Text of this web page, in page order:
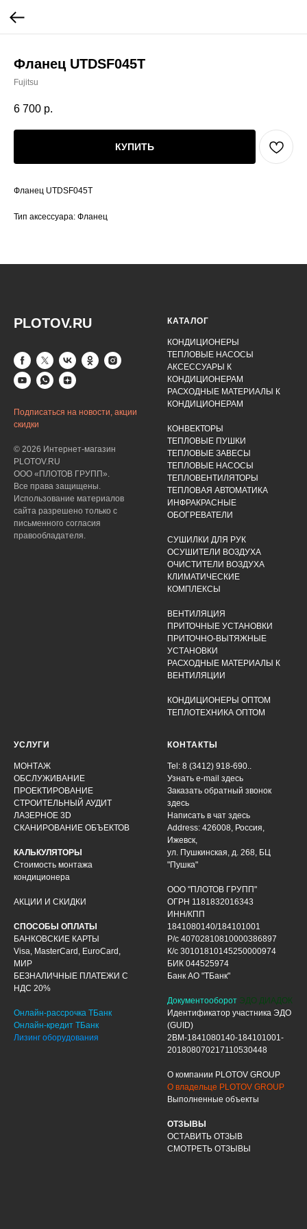
Фланец UTDSF045T
Fujitsu
6 700 р.
КУПИТЬ
Фланец UTDSF045T
Тип аксессуара: Фланец
PLOTOV.RU
Подписаться на новости, акции
скидки
© 2026 Интернет-магазин
PLOTOV.RU
ООО «ПЛОТОВ ГРУПП».
Все права защищены.
Использование материалов
сайта разрешено только с
письменного согласия
правообладателя.
КАТАЛОГ
КОНДИЦИОНЕРЫ
ТЕПЛОВЫЕ НАСОСЫ
АКСЕССУАРЫ К
КОНДИЦИОНЕРАМ
РАСХОДНЫЕ МАТЕРИАЛЫ К
КОНДИЦИОНЕРАМ
КОНВЕКТОРЫ
ТЕПЛОВЫЕ ПУШКИ
ТЕПЛОВЫЕ ЗАВЕСЫ
ТЕПЛОВЫЕ НАСОСЫ
ТЕПЛОВЕНТИЛЯТОРЫ
ТЕПЛОВАЯ АВТОМАТИКА
ИНФРАКРАСНЫЕ
ОБОГРЕВАТЕЛИ
СУШИЛКИ ДЛЯ РУК
ОСУШИТЕЛИ ВОЗДУХА
ОЧИСТИТЕЛИ ВОЗДУХА
КЛИМАТИЧЕСКИЕ
КОМПЛЕКСЫ
ВЕНТИЛЯЦИЯ
ПРИТОЧНЫЕ УСТАНОВКИ
ПРИТОЧНО-ВЫТЯЖНЫЕ
УСТАНОВКИ
РАСХОДНЫЕ МАТЕРИАЛЫ К
ВЕНТИЛЯЦИИ
КОНДИЦИОНЕРЫ ОПТОМ
ТЕПЛОТЕХНИКА ОПТОМ
УСЛУГИ
МОНТАЖ
ОБСЛУЖИВАНИЕ
ПРОЕКТИРОВАНИЕ
СТРОИТЕЛЬНЫЙ АУДИТ
ЛАЗЕРНОЕ 3D
СКАНИРОВАНИЕ ОБЪЕКТОВ
КАЛЬКУЛЯТОРЫ
Стоимость монтажа
кондиционера
АКЦИИ И СКИДКИ
СПОСОБЫ ОПЛАТЫ
БАНКОВСКИЕ КАРТЫ
Visa, MasterCard, EuroCard,
МИР
БЕЗНАЛИЧНЫЕ ПЛАТЕЖИ С
НДС 20%
Онлайн-рассрочка ТБанк
Онлайн-кредит ТБанк
Лизинг оборудования
КОНТАКТЫ
Tel: 8 (3412) 918-690..
Узнать e-mail здесь
Заказать обратный звонок
здесь
Написать в чат здесь
Address: 426008, Россия,
Ижевск,
ул. Пушкинская, д. 268, БЦ
"Пушка"
ООО "ПЛОТОВ ГРУПП"
ОГРН 1181832016343
ИНН/КПП
1841080140/184101001
Р/с 40702810810000386897
К/с 30101810145250000974
БИК 044525974
Банк АО "ТБанк"
Документооборот ЭДО ДИАДОК
Идентификатор участника ЭДО
(GUID)
2BM-1841080140-184101001-
201808070217110530448
О компании PLOTOV GROUP
О владельце PLOTOV GROUP
Выполненные объекты
ОТЗЫВЫ
ОСТАВИТЬ ОТЗЫВ
СМОТРЕТЬ ОТЗЫВЫ